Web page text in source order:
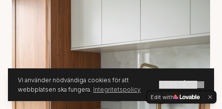
Vi använder nödvändiga cookies för att
webbplatsen ska fungera. Integritetspolicy
Edit with